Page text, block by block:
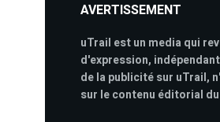
AVERTISSEMENT
uTrail est un media qui
d'expression,
de la publicité sur uTrail,
sur le contenu éditorial